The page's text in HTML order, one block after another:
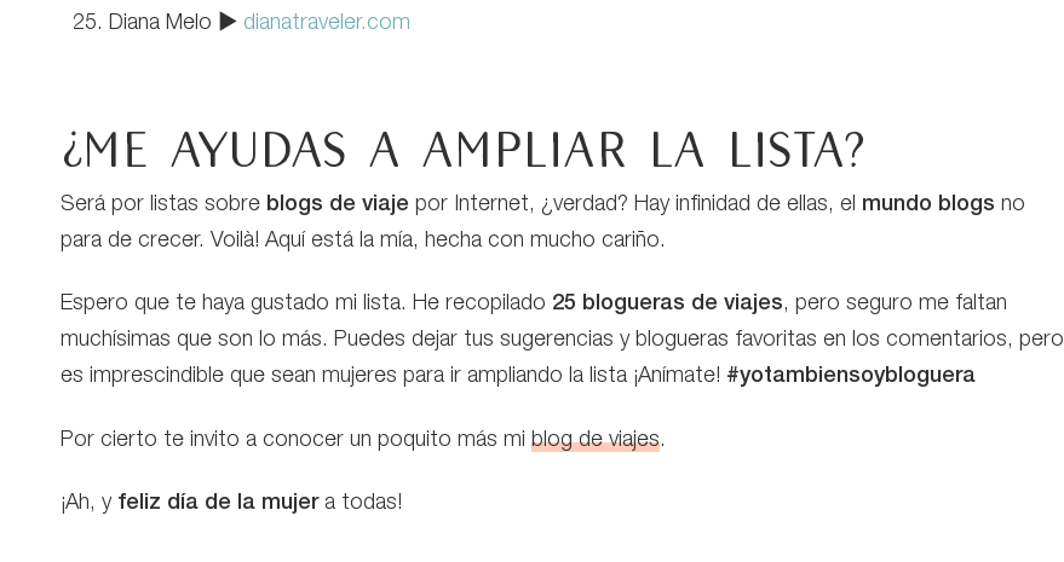
Diana Melo ▶ dianatraveler.com
¿Me ayudas a ampliar la lista?
Será por listas sobre blogs de viaje por Internet, ¿verdad? Hay infinidad de ellas, el mundo blogs no
para de crecer. Voilà! Aquí está la mía, hecha con mucho cariño.
Espero que te haya gustado mi lista. He recopilado 25 blogueras de viajes, pero seguro me faltan
muchísimas que son lo más. Puedes dejar tus sugerencias y blogueras favoritas en los comentarios, pero
es imprescindible que sean mujeres para ir ampliando la lista ¡Anímate! #yotambiensoybloguera
Por cierto te invito a conocer un poquito más mi blog de viajes.
¡Ah, y feliz día de la mujera todas!